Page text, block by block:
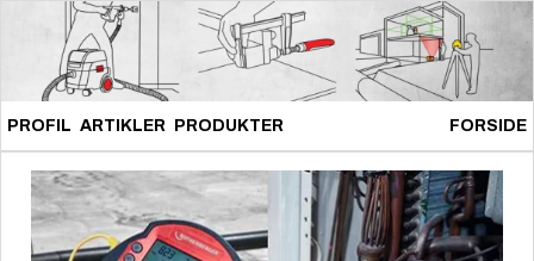
PROFIL ARTIKLER PRODUKTER FORSIDE